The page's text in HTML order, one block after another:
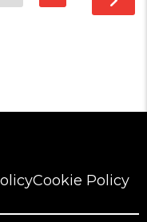
Cookie Policy